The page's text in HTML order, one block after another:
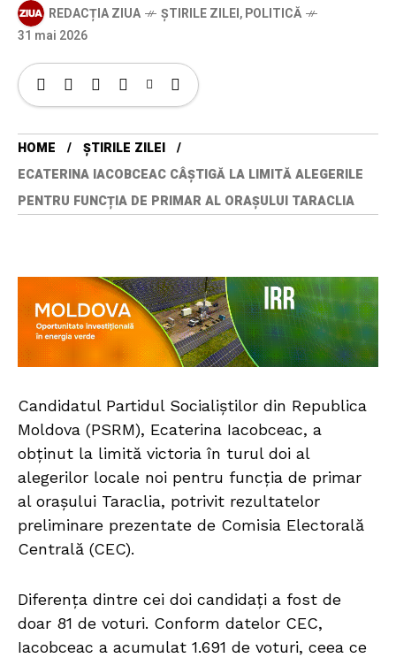
REDACȚIA ZIUA ȘTIRILE ZILEI,POLITICĂ
31 mai 2026
HOME
ȘTIRILE ZILEI
ECATERINA IACOBCEAC CÂȘTIGĂ LA LIMITĂ ALEGERILE
PENTRU FUNCȚIA DE PRIMAR AL ORAȘULUI TARACLIA
Candidatul Partidul Socialiștilor din Republica
Moldova (PSRM), Ecaterina Iacobceac, a
obținut la limită victoria în turul doi al
alegerilor locale noi pentru funcția de primar
al orașului Taraclia, potrivit rezultatelor
preliminare prezentate de Comisia Electorală
Centrală (CEC).
Diferența dintre cei doi candidați a fost de
doar 81 de voturi. Conform datelor CEC,
Iacobceac a acumulat 1.691 de voturi, ceea ce